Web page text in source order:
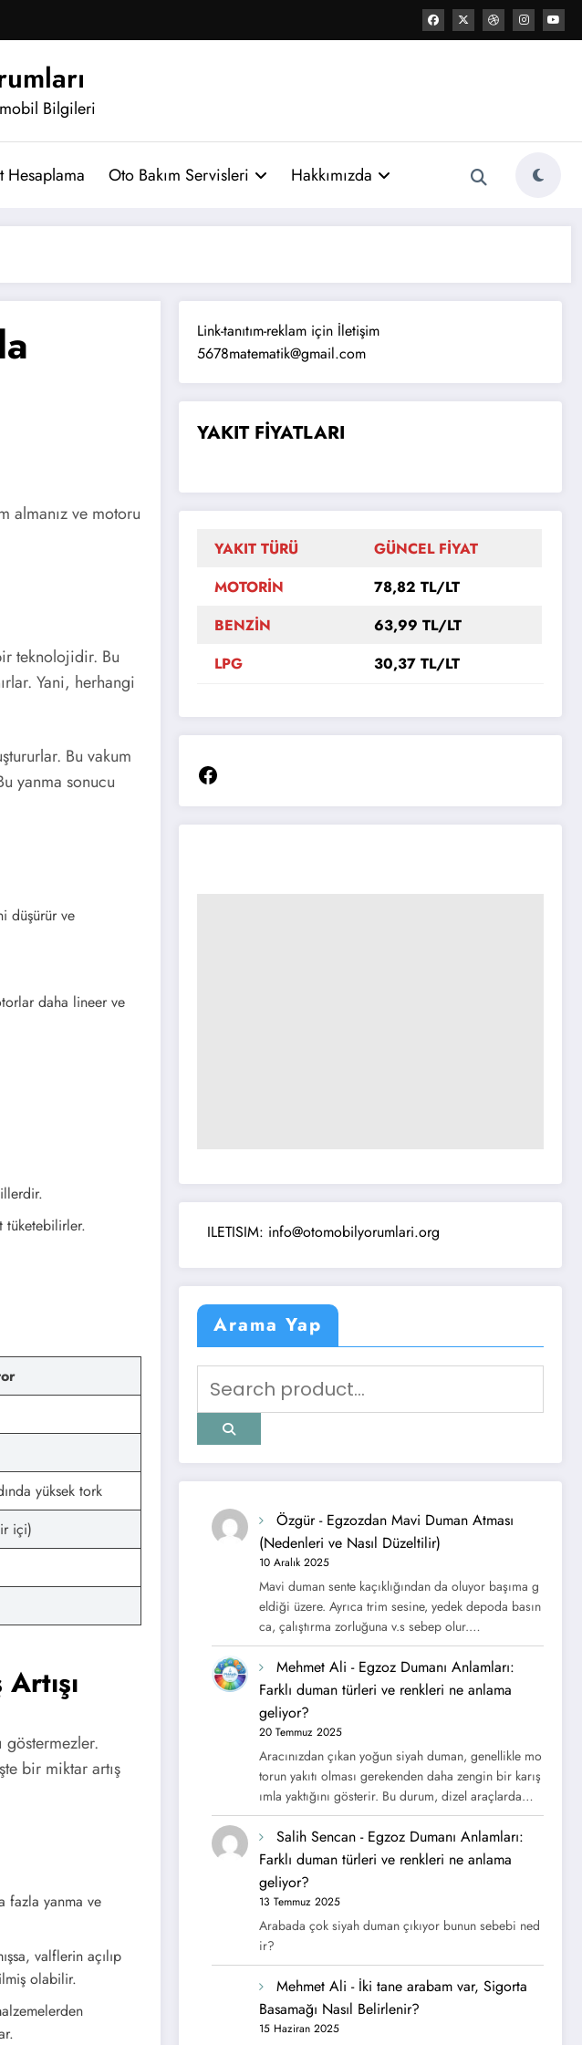
Bilgileri
Hesaplama Oto Bakım Servisleri Hakkımızda
almanız ve motoru
teknolojidir. Bu
Yani, herhangi
Bu vakum
yanma sonucu
düşürür ve
daha lineer ve
tüketebilirler.
yüksek tork
içi)
bir miktar artış
fazla yanma ve
valflerin açılıp
olabilir.
Link-tanıtım-reklam için İletişim
5678matematik@gmail.com
YAKIT FİYATLARI
YAKIT TÜRÜ
GÜNCEL FİYAT
MOTORİN
78,82 TL/LT
BENZİN
63,99 TL/LT
LPG
30,37 TL/LT
Facebook
ILETISIM: info@otomobilyorumlari.org
Arama Yap
Özgür- Egzozdan Mavi Duman Atması
(Nedenleri ve Nasıl Düzeltilir)
10 Aralık 2025
Mavi duman sente kaçıklığından da oluyor başıma g
eldiği üzere. Ayrıca trim sesine, yedek depoda basın
ca, çalıştırma zorluğuna v.s sebep olur.…
Mehmet Ali - Egzoz Dumanı Anlamları:
Farklı duman türleri ve renkleri ne anlama
geliyor?
20 Temmuz 2025
Aracınızdan çıkan yoğun siyah duman, genellikle mo
torun yakıtı olması gerekenden daha zengin bir karış
ımla yaktığını gösterir. Bu durum, dizel araçlarda…
Salih Sencan - Egzoz Dumanı Anlamları:
Farklı duman türleri ve renkleri ne anlama
geliyor?
13 Temmuz 2025
Arabada çok siyah duman çıkıyor bunun sebebi ned
ir?
Mehmet Ali - İki tane arabam var, Sigorta
Basamağı Nasıl Belirlenir?
15 Haziran 2025